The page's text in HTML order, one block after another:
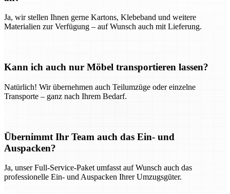
Ja, wir stellen Ihnen gerne Kartons, Klebeband und weitere
Materialien zur Verfügung – auf Wunsch auch mit Lieferung.
Kann ich auch nur Möbel transportieren lassen?
Natürlich! Wir übernehmen auch Teilumzüge oder einzelne
Transporte – ganz nach Ihrem Bedarf.
Übernimmt Ihr Team auch das Ein- und
Auspacken?
Ja, unser Full-Service-Paket umfasst auf Wunsch auch das
professionelle Ein- und Auspacken Ihrer Umzugsgüter.